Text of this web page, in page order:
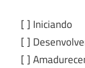
[ ] Iniciando
[ ]
[ ]